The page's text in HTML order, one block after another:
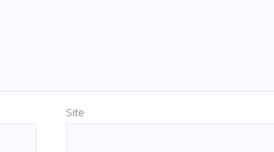
Site